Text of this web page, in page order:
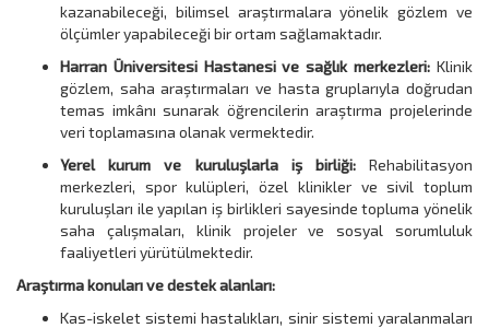
kazanabileceği, bilimsel araştırmalara yönelik gözlem ve
ölçümler yapabileceği bir ortam sağlamaktadır.
Harran Üniversitesi Hastanesi ve sağlık merkezleri: Klinik
gözlem, saha araştırmaları ve hasta gruplarıyla doğrudan
temas imkânı sunarak öğrencilerin araştırma projelerinde
veri toplamasına olanak vermektedir.
Yerel kurum ve kuruluşlarla iş birliği:Rehabilitasyon
merkezleri, spor kulüpleri, özel klinikler ve sivil toplum
kuruluşları ile yapılan iş birlikleri sayesinde topluma yönelik
saha çalışmaları, klinik projeler ve sosyal sorumluluk
faaliyetleri yürütülmektedir.
Araştırma konuları ve destek alanları:
Kas-iskelet sistemi hastalıkları, sinir sistemi yaralanmaları